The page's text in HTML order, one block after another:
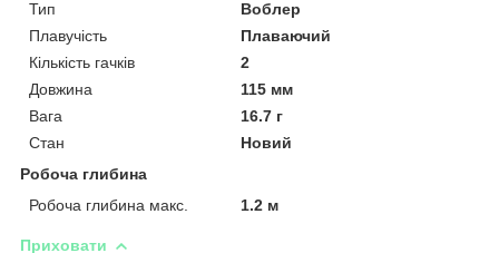
Тип
Воблер
Плавучість
Плаваючий
Кількість гачків
2
Довжина
115 мм
Вага
16.7 г
Стан
Новий
Робоча глибина
Робоча глибина макс.
1.2 м
Приховати